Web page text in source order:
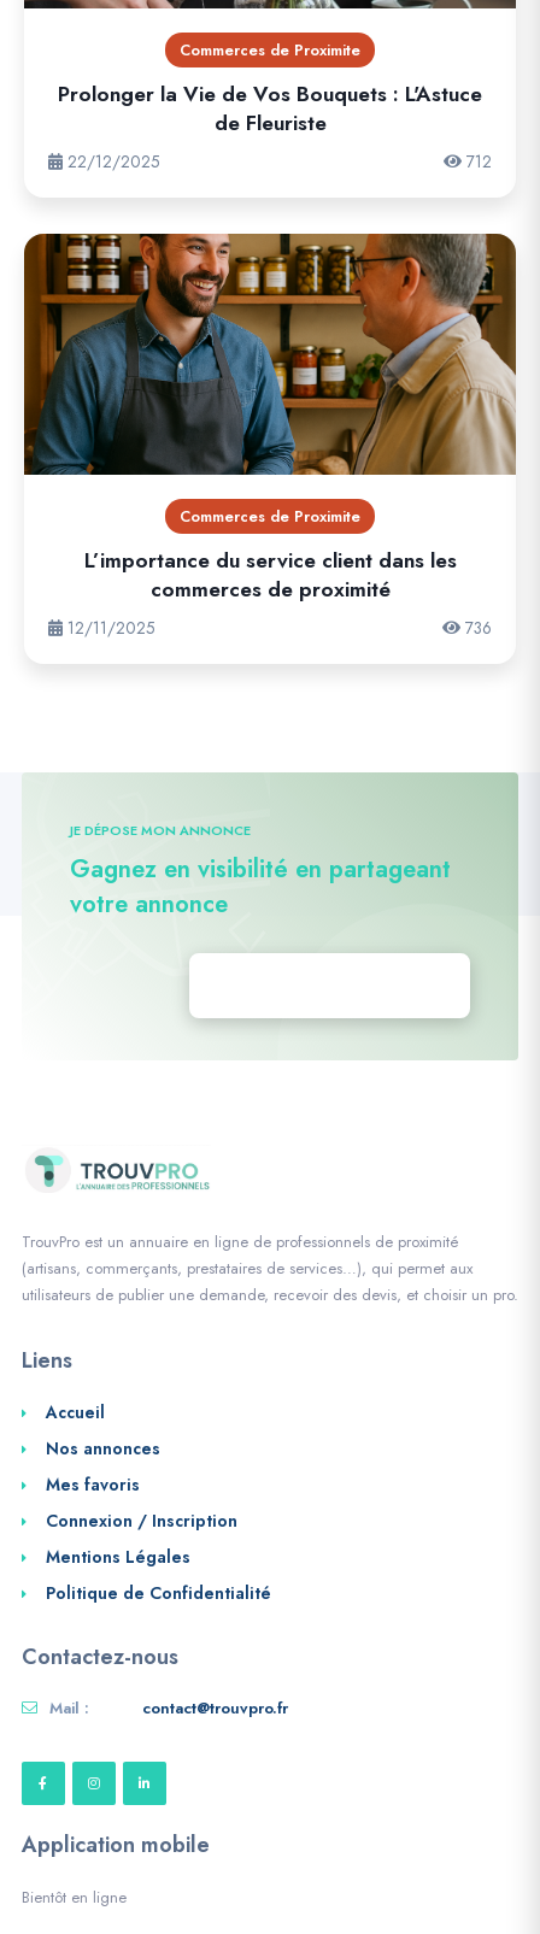
Commerces de Proximite
Prolonger la Vie de Vos Bouquets : L'Astuce
de Fleuriste
22/12/2025 712
Commerces de Proximite
L’importance du service client dans les
commerces de proximité
12/11/2025 736
JE DÉPOSE MON ANNONCE
Gagnez en visibilité en partageant
votre annonce
TrouvPro est un annuaire en ligne de professionnels de proximité
(artisans, commerçants, prestataires de services…), qui permet aux
utilisateurs de publier une demande, recevoir des devis, et choisir un pro.
Liens
Accueil
Nos annonces
Mes favoris
Connexion / Inscription
Mentions Légales
Politique de Confidentialité
Contactez-nous
Mail : contact@trouvpro.fr
Application mobile
Bientôt en ligne